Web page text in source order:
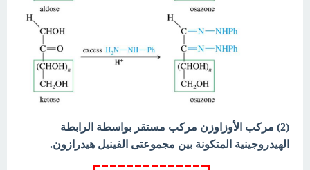
(2) مركب الأوزاوزن مركب مستقر بواسطة الرابطة
الهيدروجينية المتكونة بين مجموعتى الفينيل هيدرازون.